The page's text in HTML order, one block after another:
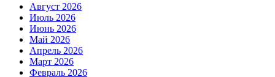
Август 2026
Июль 2026
Июнь 2026
Май 2026
Апрель 2026
Март 2026
Февраль 2026